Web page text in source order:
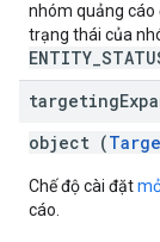
nhóm quảng cáo
trạng thái của
targeting
object (
Chế độ cài đặt
cáo.